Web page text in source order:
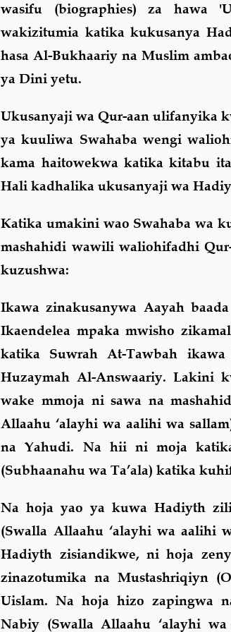
wasifu (biographies) za hawa
wakizitumia katika kukusanya
hasa Al-Bukhaariy na Muslim
ya Dini yetu.
Ukusanyaji wa Qur-aan ulifanyika
ya kuuliwa Swahaba wengi
kama haitowekwa katika kitabu
Hali kadhalika ukusanyaji wa
Katika umakini wao Swahaba wa
mashahidi wawili waliohifadhi
kuzushwa:
Ikawa zinakusanywa Aayah
Ikaendelea mpaka mwisho
katika Suwrah At-Tawbah
Huzaymah Al-Answaariy. Lakini
wake mmoja ni sawa na
Allaahu ‘alayhi wa aalihi wa
na Yahudi. Na hii ni moja
(Subhaanahu wa Ta’ala) katika
Na hoja yao ya kuwa Hadiyth
(Swalla Allaahu ‘alayhi wa aalihi
Hadiyth zisiandikwe, ni hoja
zinazotumika na Mustashriqiyn
Uislam. Na hoja hizo zapingwa
Nabiy (Swalla Allaahu ‘alayhi